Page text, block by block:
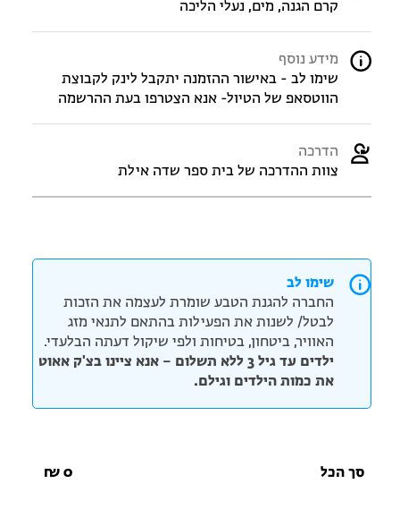
קרם הגנה, מים, נעלי הליכה
מידע נוסף
שימו לב - באישור ההזמנה יתקבל לינק לקבוצת
הווטסאפ של הטיול- אנא הצטרפו בעת ההרשמה
הדרכה
צוות ההדרכה של בית ספר שדה אילת
שימו לב
החברה להגנת הטבע שומרת לעצמה את הזכות
לבטל/ לשנות את הפעילות בהתאם לתנאי מזג
האוויר, ביטחון, בטיחות ולפי שיקול דעתה הבלעדי.
ילדים עד גיל 3 ללא תשלום – אנא ציינו בצ'ק אאוט
את כמות הילדים וגילם.
סך הכל 0
₪